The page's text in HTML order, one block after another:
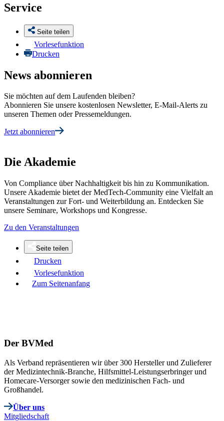
Service
Seite teilen
Vorlesefunktion
Drucken
News abonnieren
Sie möchten auf dem Laufenden bleiben?
Abonnieren Sie unsere kostenlosen Newsletter, E-Mail-Alerts zu
unseren Themen oder Pressemeldungen.
Jetzt abonnieren
Die Akademie
Von Compliance über Nachhaltigkeit bis hin zu Kommunikation.
Unsere Akademie bietet der MedTech-Community eine Vielfalt an
Veranstaltungen zur Fort- und Weiterbildung an. Entdecken Sie
unsere Seminare, Workshops und Kongresse.
Zu den Veranstaltungen
Seite teilen
Drucken
Vorlesefunktion
Zum Seitenanfang
Der BVMed
Als Verband repräsentieren wir über 300 Hersteller und Zulieferer
der Medizintechnik-Branche, Hilfsmittel-Leistungserbringer und
Homecare-Versorger sowie den medizinischen Fach- und
Großhandel.
Über uns
Mitgliedschaft